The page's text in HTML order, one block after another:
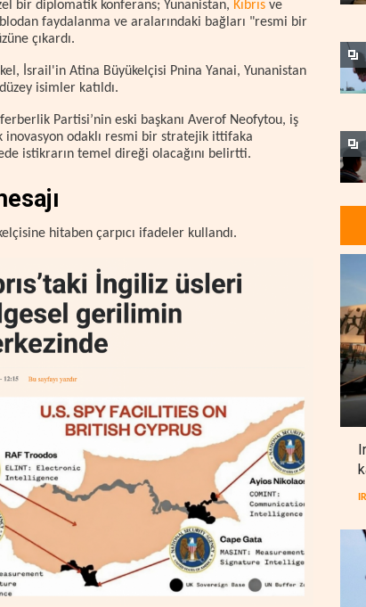
bir diplomatik konferans; Yunanistan, Kıbrıs ve
faydalanma ve aralarındaki bağları "resmi bir
çıkardı.
İsrail'in Atina Büyükelçisi Pnina Yanai, Yunanistan
isimler katıldı.
Partisi’nin eski başkanı Averof Neofytou, iş
inovasyon odaklı resmi bir stratejik ittifaka
istikrarın temel direği olacağını belirtti.
hitaben çarpıcı ifadeler kullandı.